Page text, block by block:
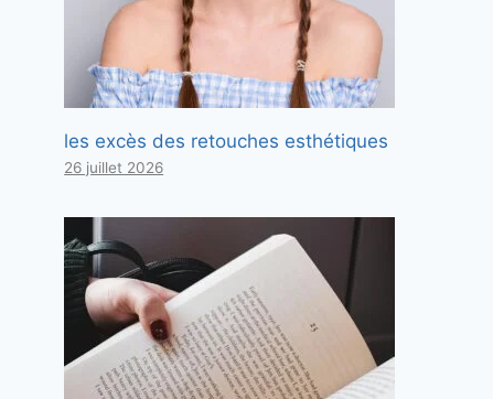
les excès des retouches esthétiques
26 juillet 2026